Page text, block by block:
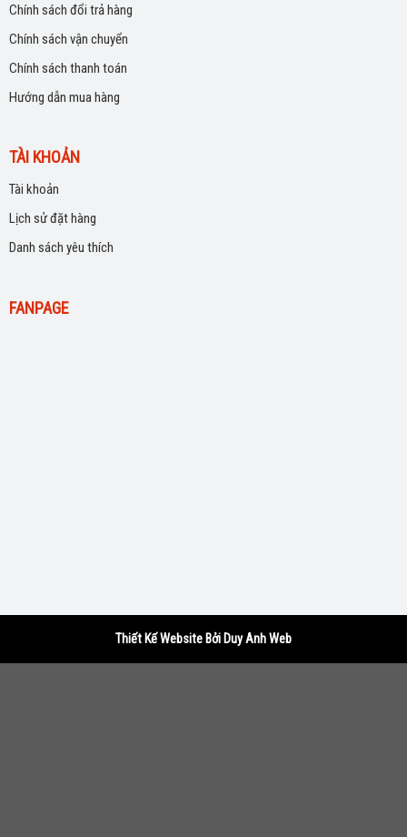
Chính sách đổi trả hàng
Chính sách vận chuyển
Chính sách thanh toán
Hướng dẫn mua hàng
TÀI KHOẢN
Tài khoản
Lịch sử đặt hàng
Danh sách yêu thích
FANPAGE
Thiết Kế Website Bởi Duy Anh Web